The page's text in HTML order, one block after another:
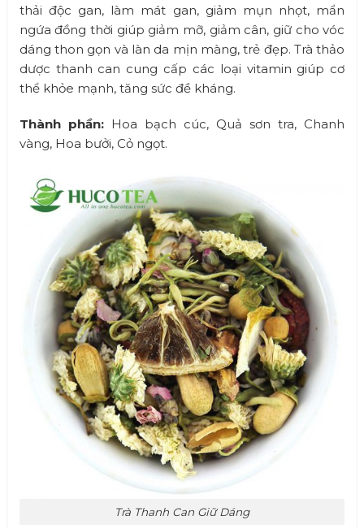
thải độc gan, làm mát gan, giảm mụn nhọt, mẩn
ngứa đồng thời giúp giảm mỡ, giảm cân, giữ cho vóc
dáng thon gọn và làn da mịn màng, trẻ đẹp. Trà thảo
dược thanh can cung cấp các loại vitamin giúp cơ
thể khỏe mạnh, tăng sức đề kháng.
Thành phần:Hoa bạch cúc, Quả sơn tra, Chanh
vàng, Hoa bưởi, Cỏ ngọt.
Trà Thanh Can Giữ Dáng